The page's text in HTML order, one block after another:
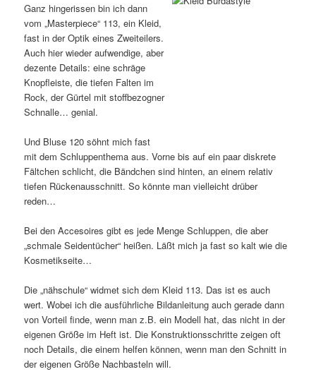
Ganz hingerissen bin ich dann
vom „Masterpiece“ 113, ein Kleid,
fast in der Optik eines Zweiteilers.
Auch hier wieder aufwendige, aber
dezente Details: eine schräge
Knopfleiste, die tiefen Falten im
Rock, der Gürtel mit stoffbezogner
Schnalle… genial.
Und Bluse 120 söhnt mich fast
mit dem Schluppenthema aus. Vorne bis auf ein paar diskrete
Fältchen schlicht, die Bändchen sind hinten, an einem relativ
tiefen Rückenausschnitt. So könnte man vielleicht drüber
reden…
Bei den Accesoires gibt es jede Menge Schluppen, die aber
„schmale Seidentücher“ heißen. Läßt mich ja fast so kalt wie die
Kosmetikseite…
Die „nähschule“ widmet sich dem Kleid 113. Das ist es auch
wert. Wobei ich die ausführliche Bildanleitung auch gerade dann
von Vorteil finde, wenn man z.B. ein Modell hat, das nicht in der
eigenen Größe im Heft ist. Die Konstruktionsschritte zeigen oft
noch Details, die einem helfen können, wenn man den Schnitt in
der eigenen Größe Nachbasteln will.